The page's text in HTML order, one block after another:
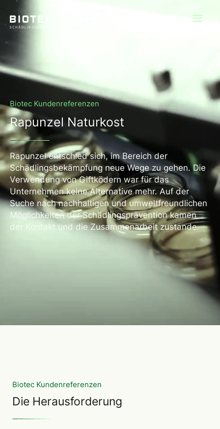
Inhalt
Biotec Kundenreferenzen
Rapunzel Naturkost
Rapunzel entschied sich, im Bereich der
Schädlingsbekämpfung neue Wege zu gehen. Die
Verwendung von Giftködern war für das
Unternehmen keine Alternative mehr. Auf der
Suche nach nachhaltigen und umweltfreundlichen
Möglichkeiten der Schädlingsprävention kamen
der Kontakt und die Zusammenarbeit zustande.
Biotec Kundenreferenzen
Die Herausforderung